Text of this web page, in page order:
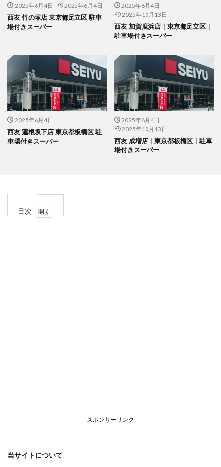
2025年6月4日 2025年6月4日
西友 竹の塚店 東京都足立区 駐車
場付きスーパー
2025年6月4日
2025年10月13日
西友 加賀鹿浜店｜東京都足立区｜
駐車場付きスーパー
2025年6月4日
西友 蓮根坂下店 東京都板橋区 駐
車場付きスーパー
2025年6月4日
2025年10月13日
西友 成増店｜東京都板橋区｜駐車
場付きスーパー
目次
スポンサーリンク
当サイトについて